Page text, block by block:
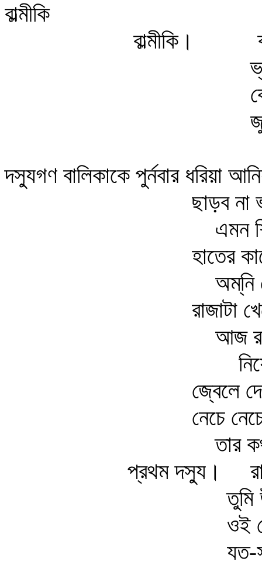
বাল্মীকি
বাল্মীকি।
দস্যুগণ বালিকাকে পুর্নবার ধরিয়া
ছাড়ব না
এমন
হাতের
অম্‌নি
রাজাটা
আজ
জ্বেলে
নেচে
তার
প্রথম দস্যু।
ওই
যত-